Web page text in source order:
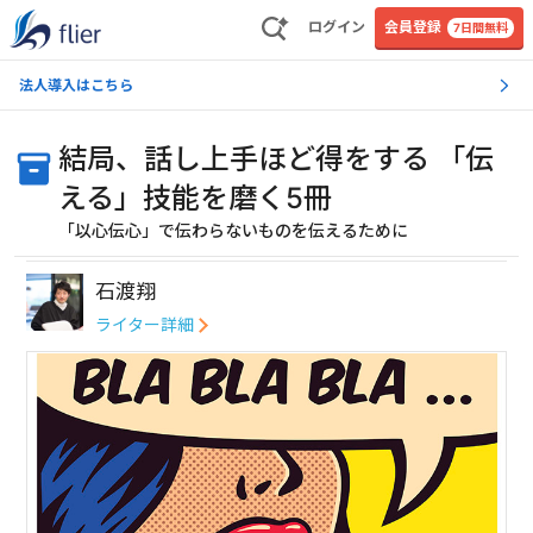
ログイン 会員登録 7日間無料
法人導入はこちら
結局、話し上手ほど得をする 「伝
える」技能を磨く5冊
「以心伝心」で伝わらないものを伝えるために
石渡翔
ライター詳細